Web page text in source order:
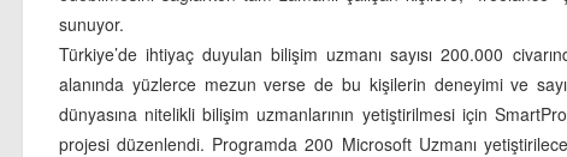
sunuyor.
Türkiye’de ihtiyaç duyulan bilişim uzmanı sayısı 200.000
alanında yüzlerce mezun verse de bu kişilerin deneyimi ve
dünyasına nitelikli bilişim uzmanlarının yetiştirilmesi için
projesi düzenlendi. Programda 200 Microsoft Uzmanı